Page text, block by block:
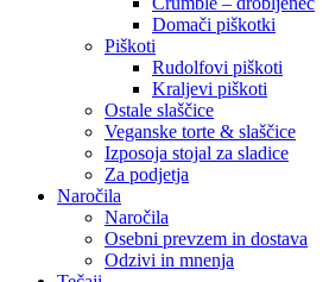
Domači piškotki
Piškoti
Rudolfovi piškoti
Kraljevi piškoti
Ostale slaščice
Veganske torte & slaščice
Izposoja stojal za sladice
Za podjetja
Naročila
Naročila
Osebni prevzem in dostava
Odzivi in mnenja